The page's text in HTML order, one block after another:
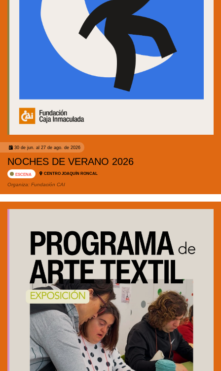
30 de jun. al 27 de ago. de 2026
NOCHES DE VERANO 2026
ESCENA CENTRO JOAQUÍN RONCAL
Organiza: Fundación CAI